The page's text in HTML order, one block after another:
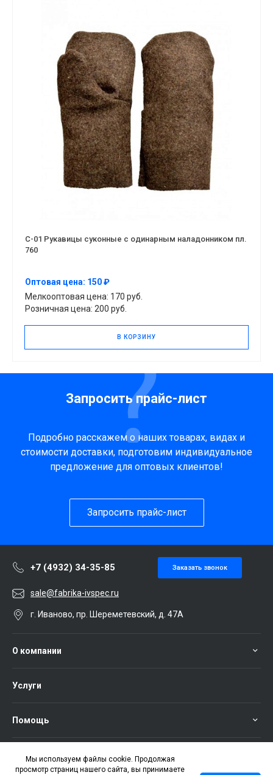
С-01 Рукавицы суконные с одинарным наладонником пл.
760
Оптовая цена: 150 ₽
Мелкооптовая цена: 170 руб.
Розничная цена: 200 руб.
В КОРЗИНУ
Запросить прайс-лист
Подробно расскажем о наших товарах, видах и
стоимости доставки, подготовим индивидуальное
предложение для оптовых клиентов!
Запросить прайс-лист
+7 (4932) 34-35-85 Заказать звонок
sale@fabrika-ivspec.ru
г. Иваново, пр. Шереметевский, д. 47А
О компании
Услуги
Помощь
Мы используем файлы cookie. Продолжая
просмотр страниц нашего сайта, вы принимаете